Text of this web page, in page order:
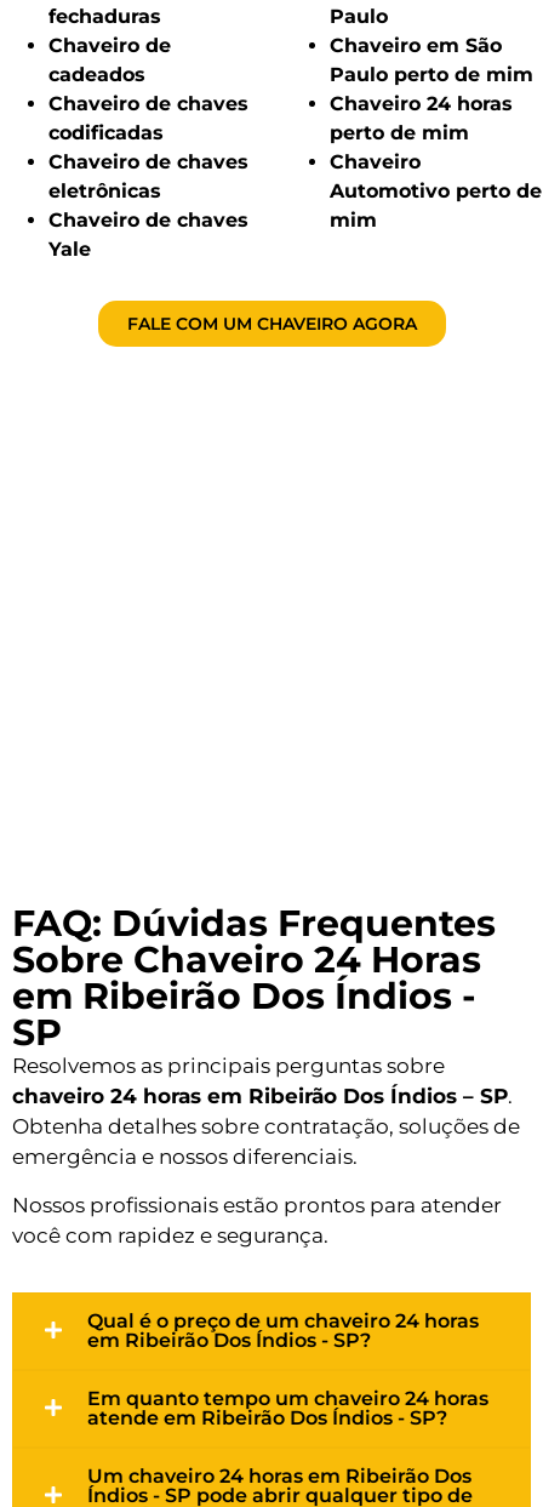
fechaduras
Chaveiro de
cadeados
Chaveiro de chaves
codificadas
Chaveiro de chaves
eletrônicas
Chaveiro de chaves
Yale
Paulo
Chaveiro em São
Paulo perto de mim
Chaveiro 24 horas
perto de mim
Chaveiro
Automotivo perto de
mim
FALE COM UM CHAVEIRO AGORA
FAQ: Dúvidas Frequentes
Sobre Chaveiro 24 Horas
em Ribeirão Dos Índios -
SP
Resolvemos as principais perguntas sobre
chaveiro 24 horas em Ribeirão Dos Índios – SP.
Obtenha detalhes sobre contratação, soluções de
emergência e nossos diferenciais.
Nossos profissionais estão prontos para atender
você com rapidez e segurança.
Qual é o preço de um chaveiro 24 horas
em Ribeirão Dos Índios - SP?
Em quanto tempo um chaveiro 24 horas
atende em Ribeirão Dos Índios - SP?
Um chaveiro 24 horas em Ribeirão Dos
Índios - SP pode abrir qualquer tipo de